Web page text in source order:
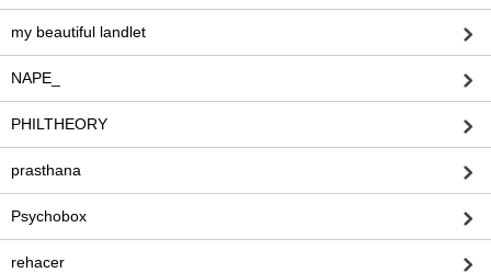
my beautiful landlet
NAPE_
PHILTHEORY
prasthana
Psychobox
rehacer